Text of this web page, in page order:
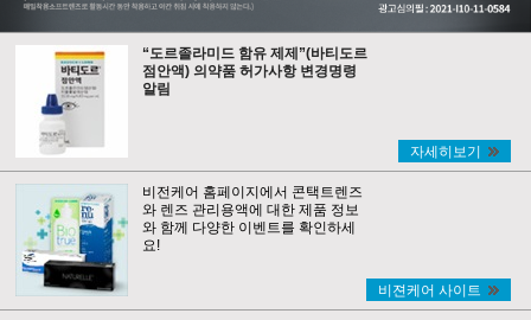
“도르졸라미드 함유 제제”(바티도르
점안액) 의약품 허가사항 변경명령
알림
자세히보기
비전케어 홈페이지에서 콘택트렌즈
와 렌즈 관리용액에 대한 제품 정보
와 함께 다양한 이벤트를 확인하세
요!
비젼케어 사이트